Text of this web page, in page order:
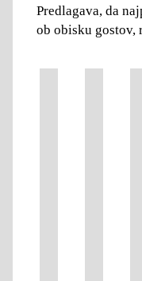
Predlagava, da
ob obisku gostov,